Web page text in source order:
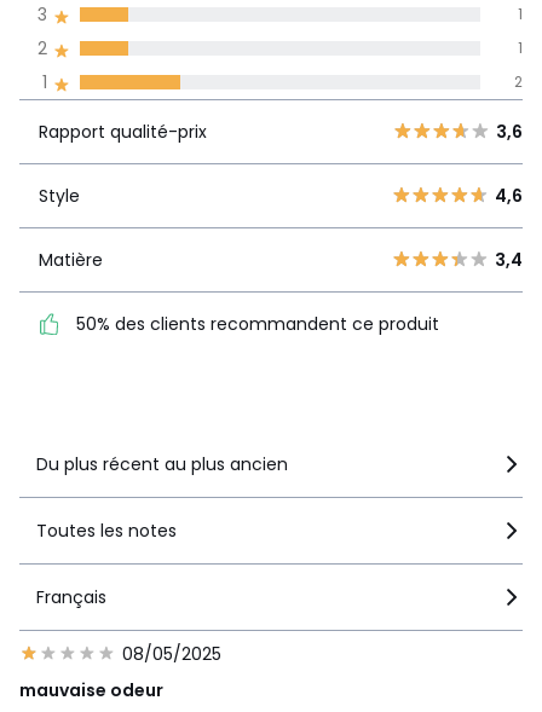
1
3
3,6
4,6
3,4
recommandent ce produit
1 2
2 1
3 1
Rapport qualité-prix 3,6
Style 4,6
Matière 3,4
50% des clients recommandent ce produit
Du plus récent au plus ancien
Toutes les notes
Français
08/05/2025
mauvaise odeur